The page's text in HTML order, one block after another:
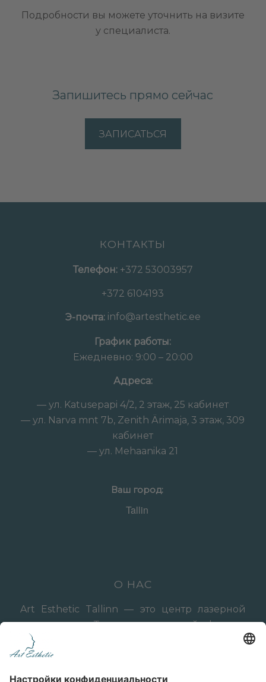
Подробности вы можете уточнить на визите
у специалиста.
Запишитесь прямо сейчас
ЗАПИСАТЬСЯ
КОНТАКТЫ
Телефон: +372 53003957
+372 6104193
Э-почта: info@artesthetic.ee
График работы:
Ежедневно: 9:00 – 20:00
Адреса:
— ул. Katusepapi 4/2, 2 этаж, 25 кабинет
— ул. Narva mnt 7b, Zenith Ärimaja, 3 этаж, 309
кабинет
— ул. Mehaanika 21
Ваш город:
О НАС
Art Esthetic Tallinn — это центр лазерной
эпиляции в Таллине, эстонский филиал
сети латвийских центров лазерной
эпиляции, аппаратной косметологии и